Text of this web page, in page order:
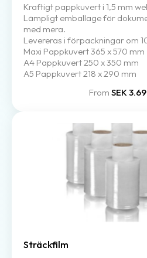
Kraftigt pappkuvert i 1,5 mm
Lämpligt emballage för
med mera.
Levereras i förpackningar om
Maxi Pappkuvert 365 x 570 mm
A4 Pappkuvert 250 x 350 mm
A5 Pappkuvert 218 x 290 mm
From SEK 3.69
Sträckfilm